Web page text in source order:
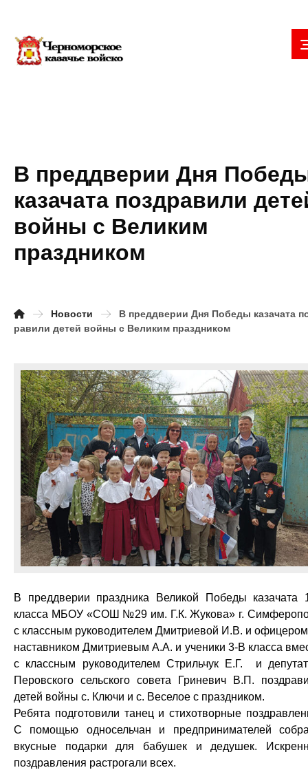
В преддверии Дня
казачата поздравили
войны с Великим
праздником
Новости
В преддверии Дня Победы казачата
равили детей войны с Великим праздником
В преддверии праздника Великой Победы казачата
класса МБОУ «СОШ №29 им. Г.К. Жукова» г.
с классным руководителем Дмитриевой И.В. и
наставником Дмитриевым А.А. и ученики 3-В класса
с классным руководителем Стрильчук Е.Г. и
Перовского сельского совета Гриневич В.П.
детей войны с. Ключи и с. Веселое с праздником.
Ребята подготовили танец и стихотворные
С помощью односельчан и предпринимателей
вкусные подарки для бабушек и дедушек.
поздравления растрогали всех.